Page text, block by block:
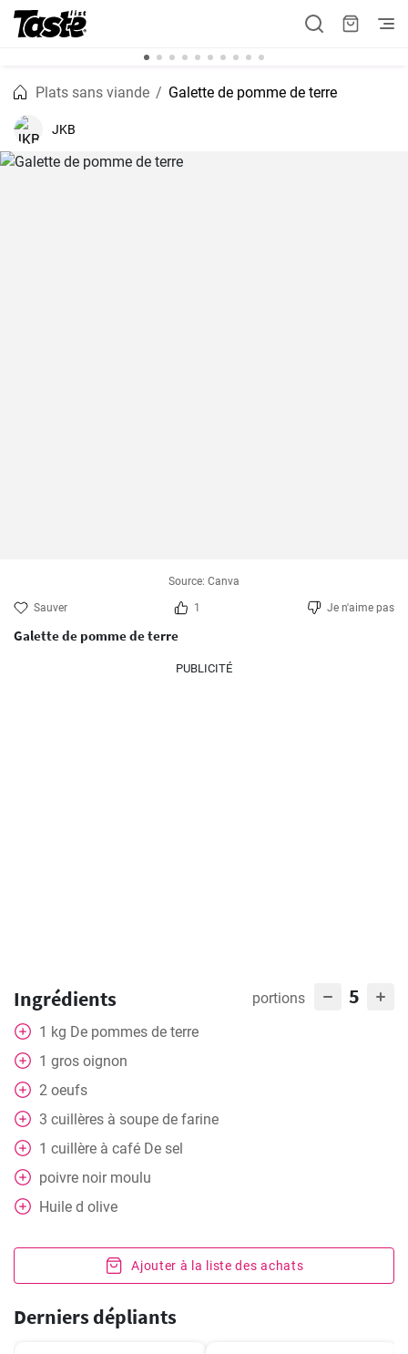
Plats sans viande Galette de pomme de terre
JKB
Source: Canva
Sauver 1 Je n'aime pas
Galette de pomme de terre
PUBLICITÉ
Ingrédients portions 5
1 kg De pommes de terre
1 gros oignon
2 oeufs
3 cuillères à soupe de farine
1 cuillère à café De sel
poivre noir moulu
Huile d olive
Ajouter à la liste des achats
Derniers dépliants